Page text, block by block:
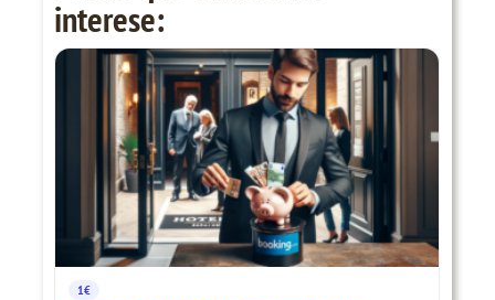
interese:
1€